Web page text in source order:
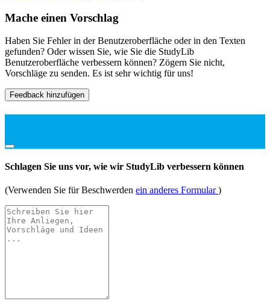
Mache einen Vorschlag
Haben Sie Fehler in der Benutzeroberfläche oder in den Texten
gefunden? Oder wissen Sie, wie Sie die StudyLib
Benutzeroberfläche verbessern können? Zögern Sie nicht,
Vorschläge zu senden. Es ist sehr wichtig für uns!
Feedback hinzufügen
Schlagen Sie uns vor, wie wir StudyLib verbessern können
(Verwenden Sie für Beschwerden ein anderes Formular)